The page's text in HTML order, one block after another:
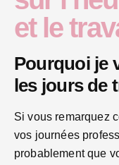
et le
Pourquoi je
les jours de
Si vous remarquez
vos journées
probablement que